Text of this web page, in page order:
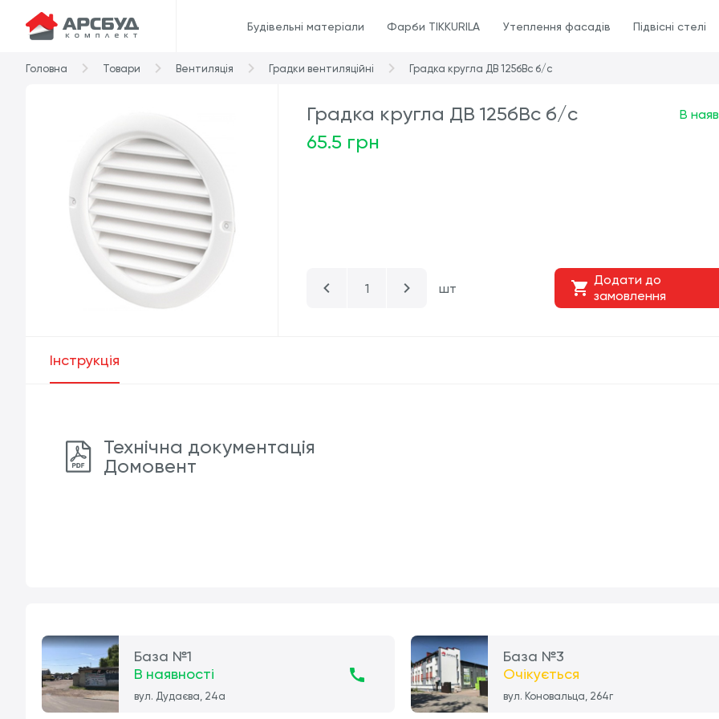
Будівельні матеріали Фарби TIKKURILA Утеплення фасадів Підвісні стелі
Головна Товари Вентиляція Градки вентиляційні Градка кругла ДВ 125бВс б/с
Градка кругла ДВ 125бВс б/с
65.5 грн
В
шт
Додати до
замовлення
Інструкція
Технічна документація
Домовент
База №1
В наявності
вул. Дудаєва, 24а
База №3
Очікується
вул. Коновальца, 264г